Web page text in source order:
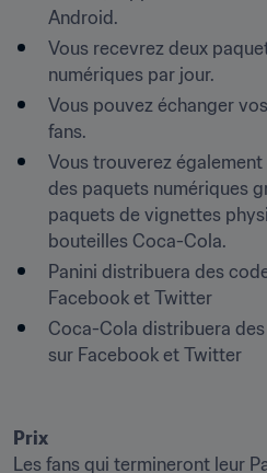
Android.
Vous recevrez deux
numériques par jour.
Vous pouvez échanger
fans.
Vous trouverez
des paquets numériques
paquets de vignettes
bouteilles Coca-Cola.
Panini distribuera des
Facebook et Twitter
Coca-Cola distribuera
sur Facebook et Twitter
Prix
Les fans qui termineront leur